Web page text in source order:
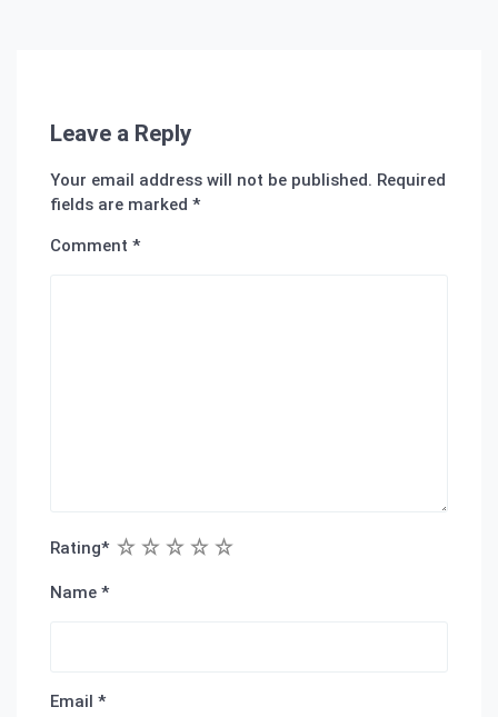
Leave a Reply
Your email address will not be published. Required
fields are marked *
Comment *
Rating* 5
4
3
2
1
Name *
Email *